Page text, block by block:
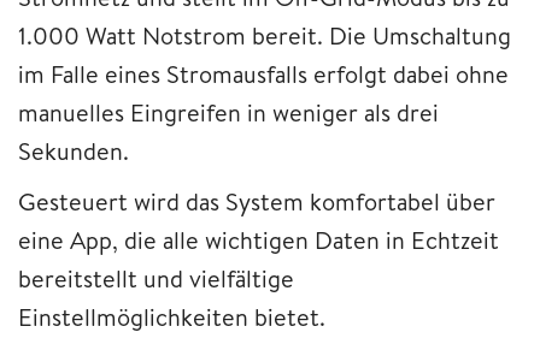
1.000 Watt Notstrom bereit. Die Umschaltung
im Falle eines Stromausfalls erfolgt dabei ohne
manuelles Eingreifen in weniger als drei
Sekunden.
Gesteuert wird das System komfortabel über
eine App, die alle wichtigen Daten in Echtzeit
bereitstellt und vielfältige
Einstellmöglichkeiten bietet.